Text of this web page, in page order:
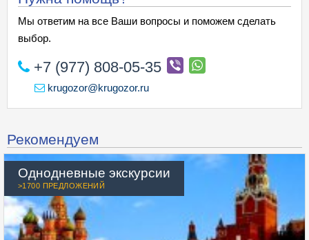
Мы ответим на все Ваши вопросы и поможем сделать
выбор.
+7 (977) 808-05-35
krugozor@krugozor.ru
Рекомендуем
Однодневные экскурсии
>1700 ПРЕДЛОЖЕНИЙ